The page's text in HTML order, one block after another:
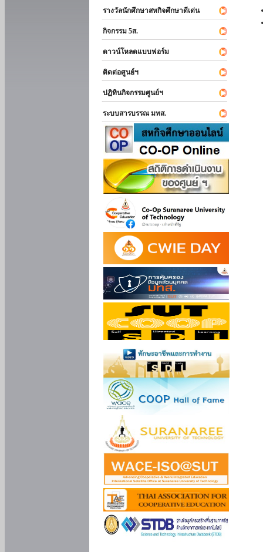
รางวัลนักศึกษาสหกิจศึกษาดีเด่น
กิจกรรม 5ส.
ดาวน์โหลดแบบฟอร์ม
ติดต่อศูนย์ฯ
ปฏิทินกิจกรรมศูนย์ฯ
ระบบสารบรรณ มทส.